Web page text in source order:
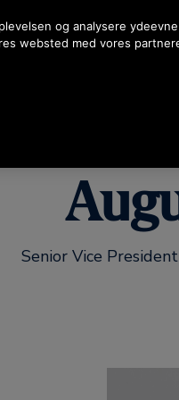
Senior Vice
og analysere
websted med vores